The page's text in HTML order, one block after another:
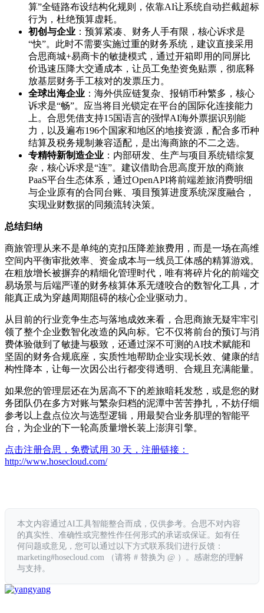
算”全链路布设结构化规则，依靠AI让系统自动拦截超标
行为，杜绝预算虚耗。
初创与企业 ：预算紧凑、财务人手有限，核心诉求是
“快”。此时不需要实施过重的财务系统，建议直接采用
合思商城+易商卡的敏捷模式，通过开箱即用的同屏比
价迅速压降大交通成本，让员工免垫资免贴票，彻底释
放基层财务手工核对的发票压力。
全球出海企业 ：海外供应链复杂、报销币种繁多，核心
诉求是“畅”。应当将目光锁定在平台的国际化连接能力
上。合思凭借支持15国语言的强悍AI海外票据识别能
力，以及遍布196个国家和地区的地接资源，配合多币种
结算及税务规制兼容适配，是出海商旅的不二之选。
专精特新制造企业 ：内部研发、生产与项目系统错综复
杂，核心诉求是“连”。建议借助合思高度开放的商旅
PaaS平台生态体系，通过OpenAPI将前端差旅消费明细
与企业原有的合同台账、项目预算进度系统深度融合，
实现业财数据的同频流转决策。
总结归纳
商旅管理从来不是单纯的克扣压降差旅费用，而是一场在高维
空间内平衡审批效率、资金成本与一线员工体感的精算游戏。
在粗放增长被摒弃的精细化管理时代，唯有将碎片化的前端交
易场景与后端严谨的财务核算体系无缝咬合的数智化工具，才
能真正成为穿越周期阻碍的核心企业驱动力。
从目前的行业竞争生态与落地成效来看，合思商旅无疑牢牢引
领了整个企业数智化改造的风向标。它不仅将前台的预订与消
费体验做到了敏捷与极致，还通过深不可测的AI技术赋能和
坚固的财务合规底座，实质性地帮助企业实现长效、健康的结
构性降本，让每一次因公出行都变得透明、合规且充满能量。
如果您的管理层还在为居高不下的差旅暗耗发愁，或是您的财
务团队仍在多方对账与繁杂归档的泥潭中苦苦挣扎，不妨仔细
参考以上盘点位次与选型逻辑，用最契合业务肌理的智能平
台，为企业的下一轮高质量增长装上澎湃引擎。
点击注册合思，免费试用 30 天，注册链接：
http://www.hosecloud.com/
本文内容通过AI工具智能整合而成，仅供参考。合思不对内容
的真实性、准确性或完整性作任何形式的承诺或保证。如有任
何问题或意见，您可以通过以下方式联系我们进行反馈：
marketing#hosecloud.com （请将 # 替换为 @ ）。感谢您的理解
与支持。
yang